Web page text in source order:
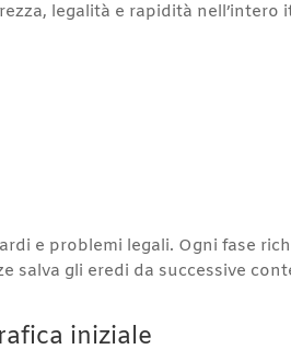
legalità e rapidità
e problemi legali. Ogni fase
gli eredi da successive
iniziale